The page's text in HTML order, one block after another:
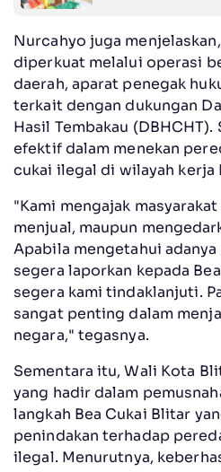
Nurcahyo juga
diperkuat melalui operasi
daerah, aparat penegak
terkait dengan dukungan
Hasil Tembakau
efektif dalam menekan
cukai ilegal di wilayah kerja
"Kami mengajak
menjual, maupun
Apabila mengetahui
segera laporkan kepada
segera kami tindaklanjuti.
sangat penting dalam
negara," tegasnya.
Sementara itu, Wali Kota
yang hadir dalam
langkah Bea Cukai Blitar
penindakan terhadap
ilegal. Menurutnya,